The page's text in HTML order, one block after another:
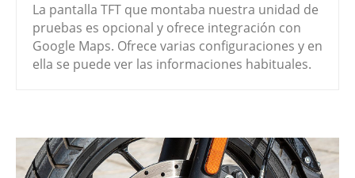
La pantalla TFT que montaba nuestra unidad de
pruebas es opcional y ofrece integración con
Google Maps. Ofrece varias configuraciones y en
ella se puede ver las informaciones habituales.